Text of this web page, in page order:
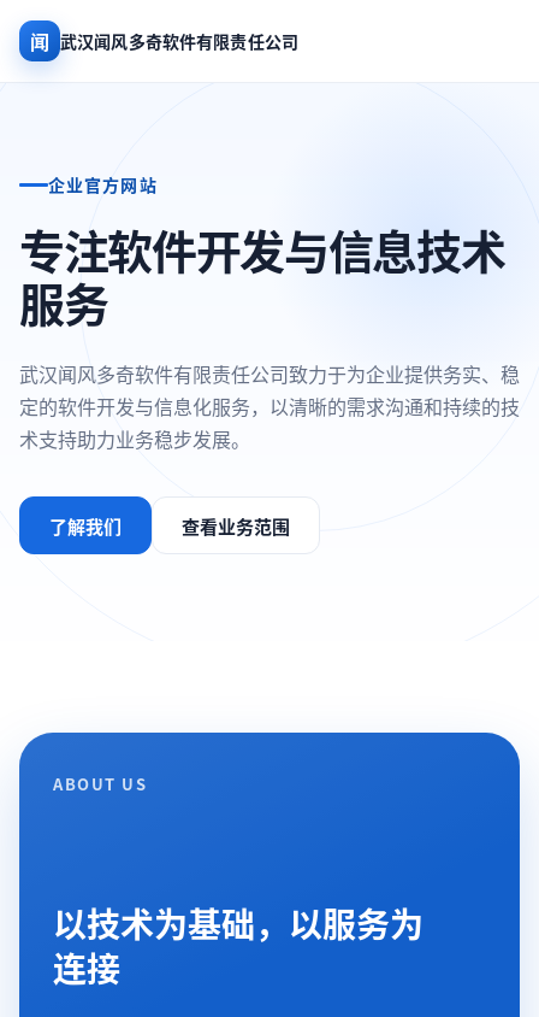
闻 武汉闻风多奇软件有限责任公司
企业官方网站
专注软件开发与信息技术
服务
武汉闻风多奇软件有限责任公司致力于为企业提供务实、稳
定的软件开发与信息化服务，以清晰的需求沟通和持续的技
术支持助力业务稳步发展。
了解我们 查看业务范围
ABOUT US
以技术为基础，以服务为
连接